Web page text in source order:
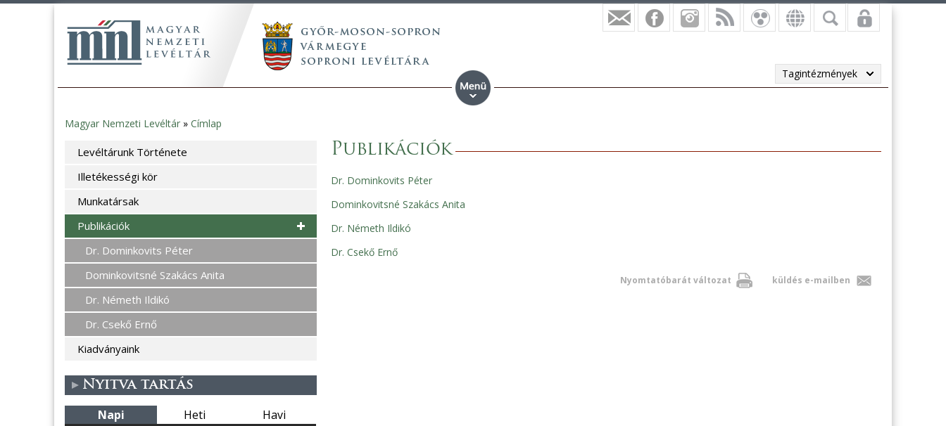
Tagintézmények
Jelenlegi
hely
Magyar Nemzeti Levéltár » Címlap
Publikációk
Dr. Dominkovits Péter
Dominkovitsné Szakács Anita
Dr. Németh Ildikó
Dr. Csekő Ernő
Nyomtatóbarát változat küldés e-mailben
Levéltárunk Története
Illetékességi kör
Munkatársak
Publikációk
Dr. Dominkovits Péter
Dominkovitsné Szakács Anita
Dr. Németh Ildikó
Dr. Csekő Ernő
Kiadványaink
Nyitva tartás
Napi Heti Havi